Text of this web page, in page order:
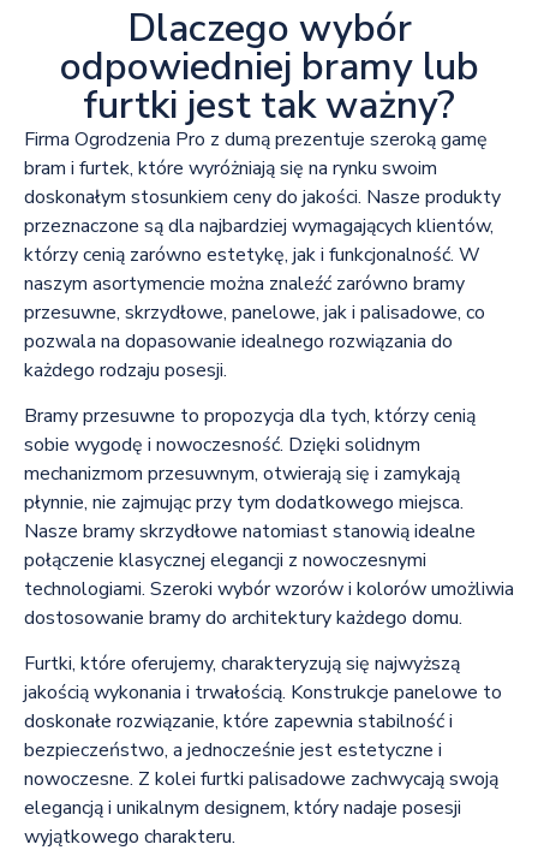
Dlaczego wybór
odpowiedniej bramy lub
furtki jest tak ważny?
Firma Ogrodzenia Pro z dumą prezentuje szeroką gamę
bram i furtek, które wyróżniają się na rynku swoim
doskonałym stosunkiem ceny do jakości. Nasze produkty
przeznaczone są dla najbardziej wymagających klientów,
którzy cenią zarówno estetykę, jak i funkcjonalność. W
naszym asortymencie można znaleźć zarówno bramy
przesuwne, skrzydłowe, panelowe, jak i palisadowe, co
pozwala na dopasowanie idealnego rozwiązania do
każdego rodzaju posesji.
Bramy przesuwne to propozycja dla tych, którzy cenią
sobie wygodę i nowoczesność. Dzięki solidnym
mechanizmom przesuwnym, otwierają się i zamykają
płynnie, nie zajmując przy tym dodatkowego miejsca.
Nasze bramy skrzydłowe natomiast stanowią idealne
połączenie klasycznej elegancji z nowoczesnymi
technologiami. Szeroki wybór wzorów i kolorów umożliwia
dostosowanie bramy do architektury każdego domu.
Furtki, które oferujemy, charakteryzują się najwyższą
jakością wykonania i trwałością. Konstrukcje panelowe to
doskonałe rozwiązanie, które zapewnia stabilność i
bezpieczeństwo, a jednocześnie jest estetyczne i
nowoczesne. Z kolei furtki palisadowe zachwycają swoją
elegancją i unikalnym designem, który nadaje posesji
wyjątkowego charakteru.